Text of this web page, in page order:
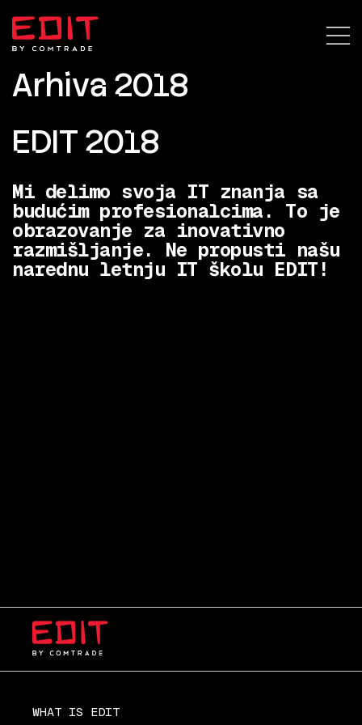
Arhiva 2018
EDIT 2018
Mi delimo svoja IT znanja sa
budućim profesionalcima. To je
obrazovanje za inovativno
razmišljanje. Ne propusti našu
narednu letnju IT školu EDIT!
WHAT IS EDIT